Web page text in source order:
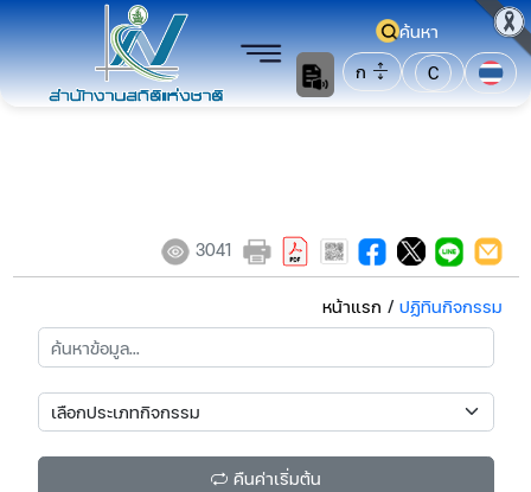
ค้นหา
ก
C
3041
หน้าแรก / ปฏิทินกิจกรรม
คืนค่าเริ่มต้น